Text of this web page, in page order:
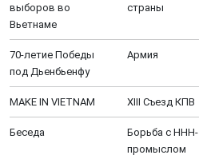
выборов во
Вьетнаме
страны
70-летие Победы
под Дьенбьенфу
Aрмия
MAKE IN VIETNAM XIII Cъезд КПВ
Беседа
Борьба с ННН-
промыслом